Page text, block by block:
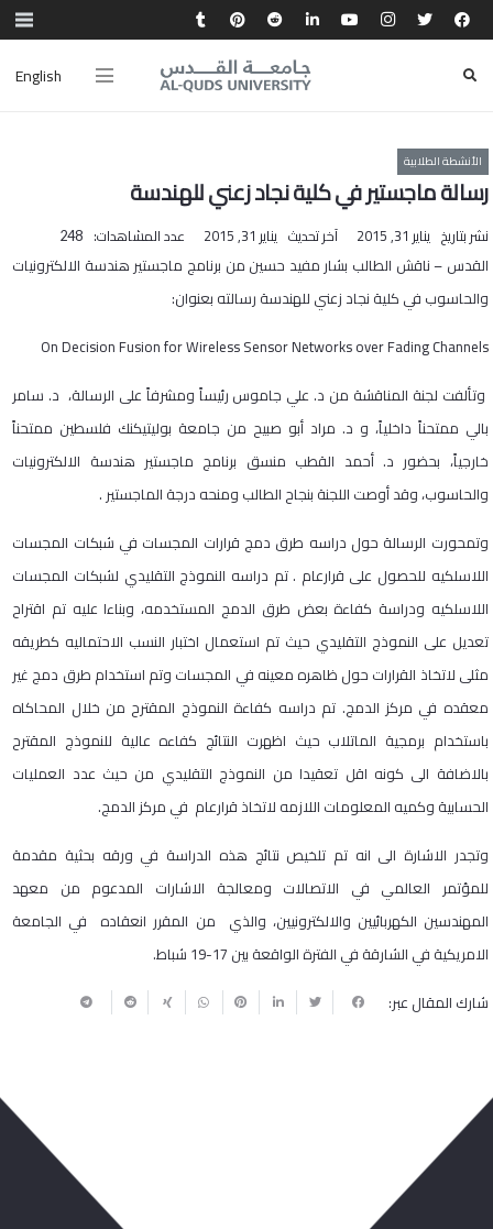
English
الأنشطة الطلابية
رسالة ماجستير في كلية نجاد زعني للهندسة
نشر بتاريخ يناير 31, 2015 آخر تحديث يناير 31, 2015 عدد المشاهدات: 248
​القدس – ناقش الطالب بشار مفيد حسين من برنامج ماجستير هندسة الالكترونيات
والحاسوب في كلية نجاد زعني للهندسة رسالته بعنوان:
On Decision Fusion for Wireless Sensor Networks over Fading Channels
وتألفت لجنة المناقشة من د. علي جاموس رئيساً ومشرفاً على الرسالة، د. سامر
بالي ممتحناً داخلياً، و د. مراد أبو صبيح من جامعة بوليتيكنك فلسطين ممتحناً
خارجياً، بحضور د. أحمد القطب منسق برنامج ماجستير هندسة الالكترونيات
والحاسوب، وقد أوصت اللجنة بنجاح الطالب ومنحه درجة الماجستير .
وتمحورت الرسالة حول دراسه طرق دمج قرارات المجسات في شبكات المجسات
اللاسلكيه للحصول على قرارعام . تم دراسه النموذج التقليدي لشبكات المجسات
اللاسلكيه ودراسة كفاءة بعض طرق الدمج المستخدمه، وبناءا عليه تم اقتراح
تعديل على النموذج التقليدي حيث تم استعمال اختبار النسب الاحتماليه كطريقه
مثلى لاتخاذ القرارات حول ظاهره معينه في المجسات وتم استخدام طرق دمج غير
معقده في مركز الدمج. تم دراسه كفاءة النموذج المقترح من خلال المحاكاه
باستخدام برمجية الماتلاب حيث اظهرت النتائج كفاءه عالية للنموذج المقترح
بالاضافة الى كونه اقل تعقيدا من النموذج التقليدي من حيث عدد العمليات
الحسابية وكميه المعلومات اللازمه لاتخاذ قرارعام في مركز الدمج.
وتجدر الاشارة الى انه تم تلخيص نتائج هذه الدراسة في ورقه بحثية مقدمة
للمؤتمر العالمي في الاتصالات ومعالجة الاشارات المدعوم من معهد
المهندسين الكهربائيين والالكترونيين، والذي من المقرر انعقاده في الجامعة
الامريكية في الشارقة في الفترة الواقعة بين 17-19 شباط.
شارك المقال عبر: